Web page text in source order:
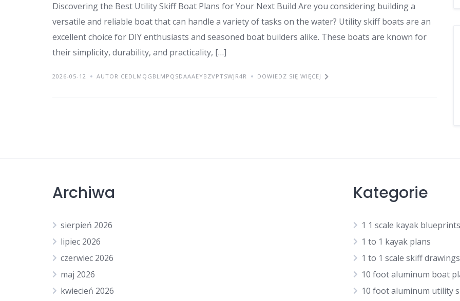
Discovering the Best Utility Skiff Boat Plans for Your Next Build Are you considering building a
versatile and reliable boat that can handle a variety of tasks on the water? Utility skiff boats are an
excellent choice for DIY enthusiasts and seasoned boat builders alike. These boats are known for
their simplicity, durability, and practicality, […]
2026-05-12 AUTOR CEDLMQGBLMPQSDAAAEYBZVPTSWJR4R DOWIEDZ SIĘ WIĘCEJ
Archiwa
sierpień 2026
lipiec 2026
czerwiec 2026
maj 2026
kwiecień 2026
Kategorie
1 1 scale kayak blueprints
1 to 1 kayak plans
1 to 1 scale skiff drawings
10 foot aluminum boat
10 foot aluminum utility